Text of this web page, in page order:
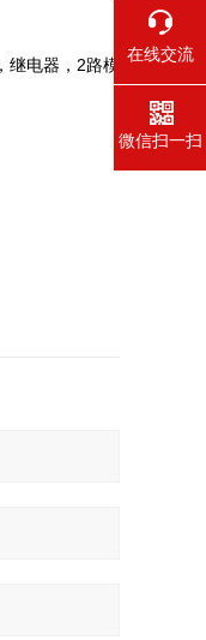
电器，2路模
在线交流
微信扫一扫